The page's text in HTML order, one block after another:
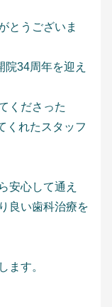
とうございま
34周年を迎え
くださった
くれたスタッフ
安心して通え
良い歯科治療を
ます。